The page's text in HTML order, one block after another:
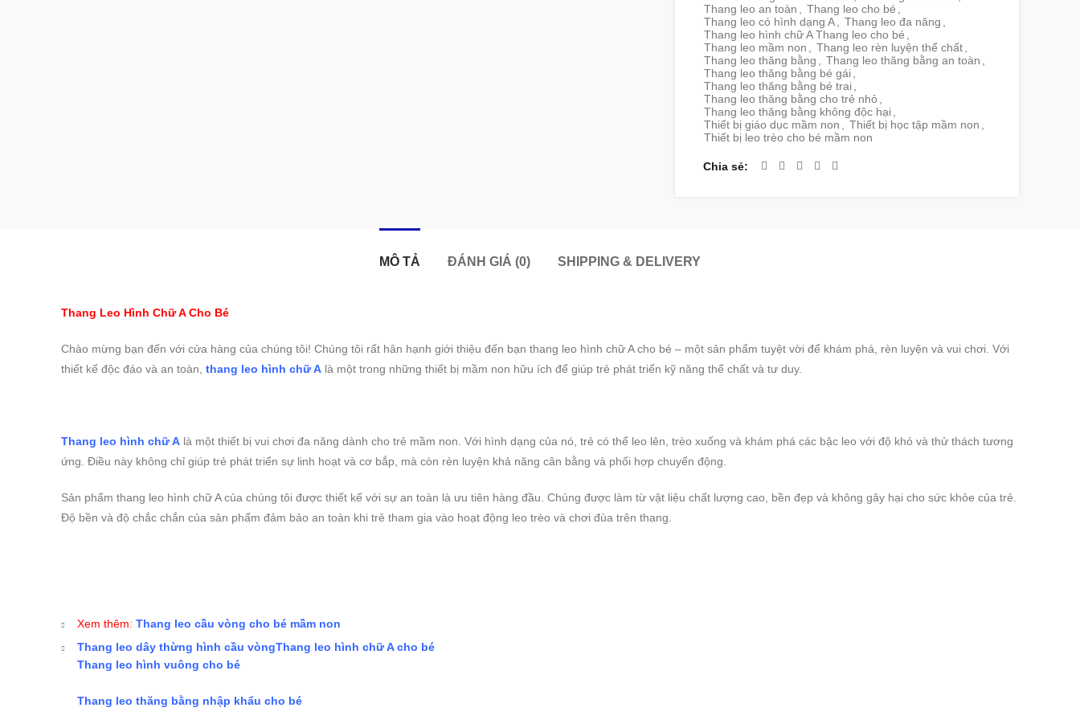
Thang leo an toàn , Thang leo cho bé ,
Thang leo có hình dạng A , Thang leo đa năng ,
Thang leo hình chữ A Thang leo cho bé ,
Thang leo mầm non , Thang leo rèn luyện thể chất ,
Thang leo thăng bằng , Thang leo thăng bằng an toàn ,
Thang leo thăng bằng bé gái ,
Thang leo thăng bằng bé trai ,
Thang leo thăng bằng cho trẻ nhỏ ,
Thang leo thăng bằng không độc hại ,
Thiết bị giáo dục mầm non , Thiết bị học tập mầm non ,
Thiết bị leo trèo cho bé mầm non
Chia sẻ
MÔ TẢ ĐÁNH GIÁ (0) SHIPPING & DELIVERY
Thang Leo Hình Chữ A Cho Bé
Chào mừng bạn đến với cửa hàng của chúng tôi! Chúng tôi rất hân hạnh giới thiệu đến bạn thang leo hình chữ A cho bé – một sản phẩm tuyệt vời để khám phá, rèn luyện và vui chơi. Với
thiết kế độc đáo và an toàn, thang leo hình chữ A là một trong những thiết bị mầm non hữu ích để giúp trẻ phát triển kỹ năng thể chất và tư duy.
Thang leo hình chữ A là một thiết bị vui chơi đa năng dành cho trẻ mầm non. Với hình dạng của nó, trẻ có thể leo lên, trèo xuống và khám phá các bậc leo với độ khó và thử thách tương
ứng. Điều này không chỉ giúp trẻ phát triển sự linh hoạt và cơ bắp, mà còn rèn luyện khả năng cân bằng và phối hợp chuyển động.
Sản phẩm thang leo hình chữ A của chúng tôi được thiết kế với sự an toàn là ưu tiên hàng đầu. Chúng được làm từ vật liệu chất lượng cao, bền đẹp và không gây hại cho sức khỏe của trẻ.
Độ bền và độ chắc chắn của sản phẩm đảm bảo an toàn khi trẻ tham gia vào hoạt động leo trèo và chơi đùa trên thang.
Xem thêm: Thang leo cầu vòng cho bé mầm non
Thang leo dây thừng hình cầu vòngThang leo hình chữ A cho bé
Thang leo hình vuông cho bé
Thang leo thăng bằng nhập khẩu cho bé